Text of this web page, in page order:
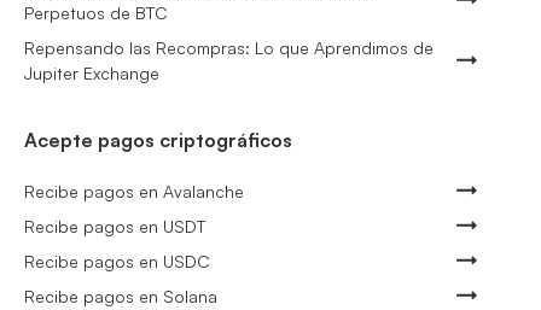
Perpetuos de BTC
Repensando las Recompras: Lo que Aprendimos de
Jupiter Exchange
Acepte pagos criptográficos
Recibe pagos en Avalanche
Recibe pagos en USDT
Recibe pagos en USDC
Recibe pagos en Solana